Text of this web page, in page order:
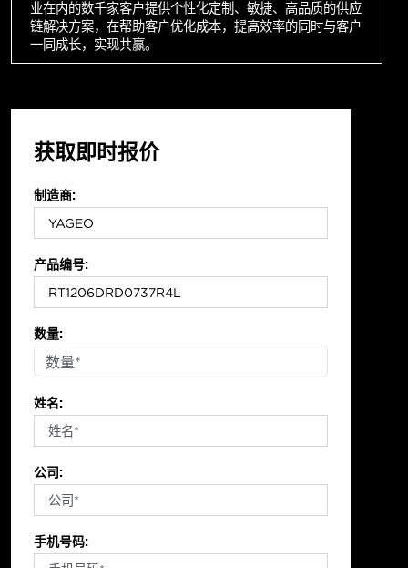
业在内的数千家客户提供个性化定制、敏捷、高品质的供应
链解决方案，在帮助客户优化成本，提高效率的同时与客户
一同成长，实现共赢。
获取即时报价
制造商:
产品编号:
数量:
姓名:
公司:
手机号码: